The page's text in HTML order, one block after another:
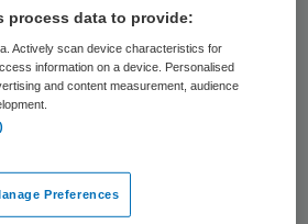
Zorgzaak,
euro steunaanHWWz
en is
derhalve strijdig met het
over de gang van zaken
van Meavita. Volgens de
process data to provide:
Actively scan device characteristics for
information on a device. Personalised
and content measurement, audience
Preferences